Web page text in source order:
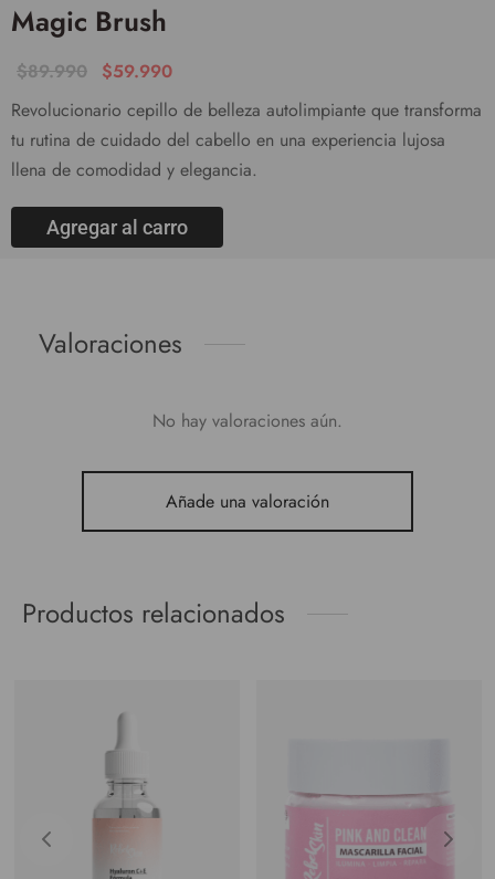
Magic Brush
$89.990 $59.990
Revolucionario cepillo de belleza autolimpiante que transforma
tu rutina de cuidado del cabello en una experiencia lujosa
llena de comodidad y elegancia.
Agregar al carro
Valoraciones
No hay valoraciones aún.
Añade una valoración
Productos relacionados